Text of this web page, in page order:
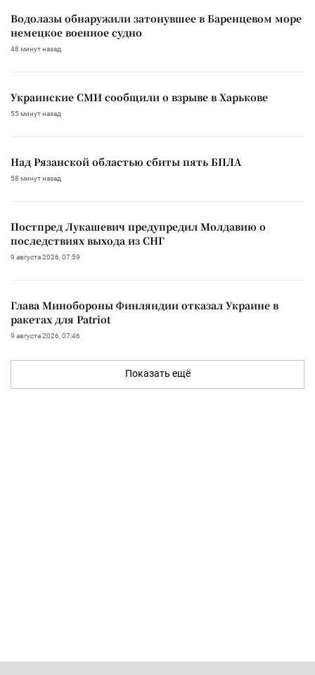
Водолазы обнаружили затонувшее в Баренцевом море
немецкое военное судно
48 минут назад
Украинские СМИ сообщили о взрыве в Харькове
55 минут назад
Над Рязанской областью сбиты пять БПЛА
58 минут назад
Постпред Лукашевич предупредил Молдавию о
последствиях выхода из СНГ
9 августа 2026, 07:59
Глава Минобороны Финляндии отказал Украине в
ракетах для Patriot
9 августа 2026, 07:46
Показать ещё